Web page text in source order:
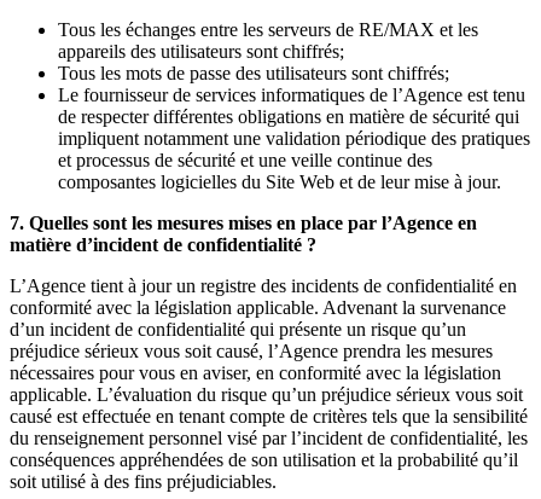
Tous les échanges entre les serveurs de RE/MAX et les
appareils des utilisateurs sont chiffrés;
Tous les mots de passe des utilisateurs sont chiffrés;
Le fournisseur de services informatiques de l’Agence est tenu
de respecter différentes obligations en matière de sécurité qui
impliquent notamment une validation périodique des pratiques
et processus de sécurité et une veille continue des
composantes logicielles du Site Web et de leur mise à jour.
7. Quelles sont les mesures mises en place par l’Agence en
matière d’incident de confidentialité ?
L’Agence tient à jour un registre des incidents de confidentialité en
conformité avec la législation applicable. Advenant la survenance
d’un incident de confidentialité qui présente un risque qu’un
préjudice sérieux vous soit causé, l’Agence prendra les mesures
nécessaires pour vous en aviser, en conformité avec la législation
applicable. L’évaluation du risque qu’un préjudice sérieux vous soit
causé est effectuée en tenant compte de critères tels que la sensibilité
du renseignement personnel visé par l’incident de confidentialité, les
conséquences appréhendées de son utilisation et la probabilité qu’il
soit utilisé à des fins préjudiciables.